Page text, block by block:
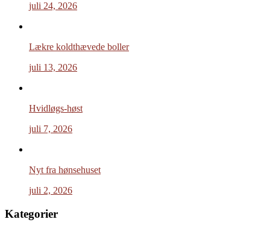
juli 24, 2026
Lækre koldthævede boller
juli 13, 2026
Hvidløgs-høst
juli 7, 2026
Nyt fra hønsehuset
juli 2, 2026
Kategorier